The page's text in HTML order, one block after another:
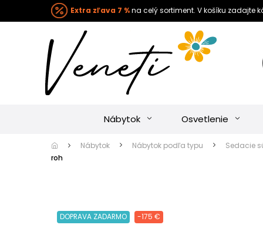
Extra zľava 7 %na celý sortiment. V košíku zadajte
Nábytok Osvetlenie
Nábytok Nábytok podľa typu Sedacie
roh
DOPRAVA ZADARMO -175 €